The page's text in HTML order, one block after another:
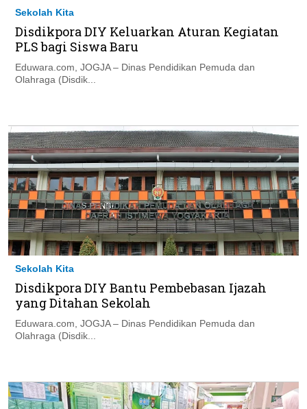
Sekolah Kita
Disdikpora DIY Keluarkan Aturan Kegiatan
PLS bagi Siswa Baru
Eduwara.com, JOGJA – Dinas Pendidikan Pemuda dan
Olahraga (Disdik...
Sekolah Kita
Disdikpora DIY Bantu Pembebasan Ijazah
yang Ditahan Sekolah
Eduwara.com, JOGJA – Dinas Pendidikan Pemuda dan
Olahraga (Disdik...